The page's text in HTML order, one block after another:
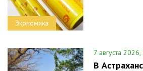
Экономика
7 августа
В